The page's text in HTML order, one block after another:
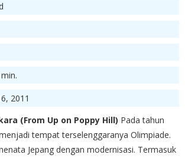
2011
(From Up on Poppy Hill) Pada tahun
tempat terselenggaranya Olimpiade.
Jepang dengan modernisasi. Termasuk